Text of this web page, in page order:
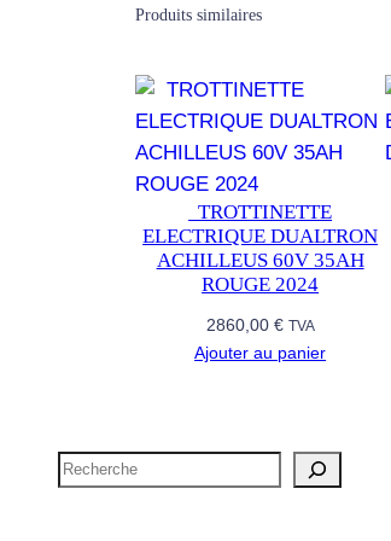
Produits similaires
​ ​ TROTTINETTE
ELECTRIQUE DUALTRON
ACHILLEUS 60V 35AH
ROUGE 2024
2860,00 € TVA
Ajouter au panier
Recherche